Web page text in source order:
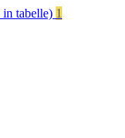
tabelle) 1